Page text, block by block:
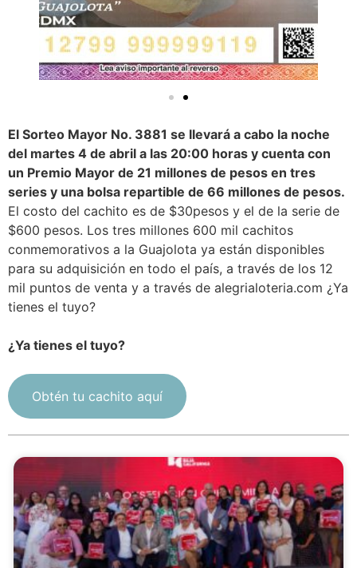
El Sorteo Mayor No. 3881 se llevará a cabo la noche
del martes 4 de abril a las 20:00 horas y cuenta con
un Premio Mayor de 21 millones de pesos en tres
series y una bolsa repartible de 66 millones de pesos.
El costo del cachito es de $30pesos y el de la serie de
$600 pesos. Los tres millones 600 mil cachitos
conmemorativos a la Guajolota ya están disponibles
para su adquisición en todo el país, a través de los 12
mil puntos de venta y a través de alegrialoteria.com ¿Ya
tienes el tuyo?
¿Ya tienes el tuyo?
Obtén tu cachito aquí